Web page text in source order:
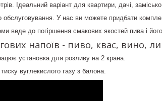
Ідеальний варіант для квартири, дачі,
обслуговування. У нас ви можете придбати
веде до погіршення смакових якостей пива і
напоїв - пиво, квас, вино,
установка для розливу на 2 крана.
вуглекислого газу з балона.